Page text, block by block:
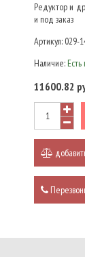
Редуктор и
и под заказ
Артикул: 029-
Наличие: Есть
11600.82